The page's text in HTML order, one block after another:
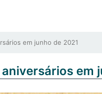
em junho de 2021
em